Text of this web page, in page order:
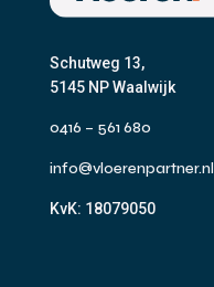
Schutweg 13,
5145 NP Waalwijk
0416 – 561 680
info@vloerenpartner.nl
KvK: 18079050